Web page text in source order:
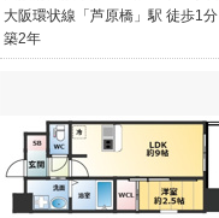
大阪環状線「芦原橋」駅 徒歩1分
築2年